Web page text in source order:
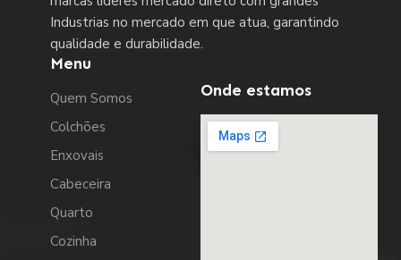
Industrias no mercado em que atua, garantindo
qualidade e durabilidade.
Menu
Quem Somos
Colchões
Enxovais
Cabeceira
Quarto
Cozinha
Onde estamos